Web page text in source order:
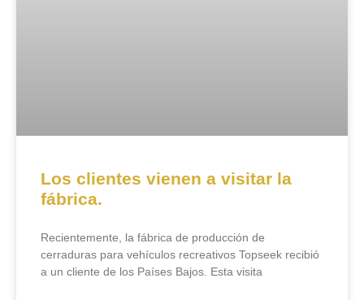
Los clientes vienen a visitar la
fábrica.
Recientemente, la fábrica de producción de
cerraduras para vehículos recreativos Topseek recibió
a un cliente de los Países Bajos. Esta visita